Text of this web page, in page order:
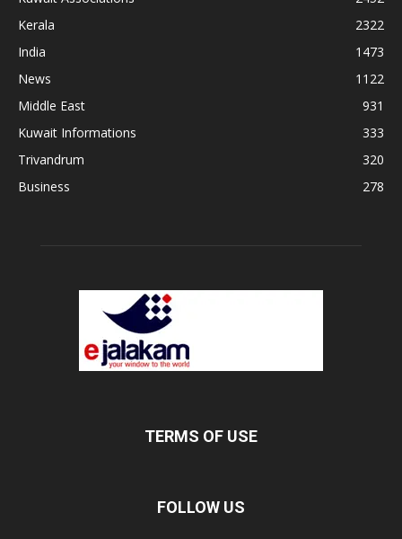
Kerala
2322
India
1473
News
1122
Middle East
931
Kuwait Informations
333
Trivandrum
320
Business
278
TERMS OF USE
FOLLOW US